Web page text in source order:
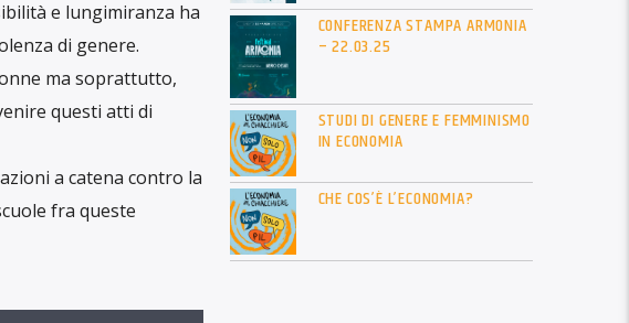
e lungimiranza ha
di genere.
ma soprattutto,
questi atti di
a catena contro la
fra queste
CONFERENZA STAMPA ARMONIA
– 22.03.25
STUDI DI GENERE E FEMMINISMO
IN ECONOMIA
CHE COS’È L’ECONOMIA?